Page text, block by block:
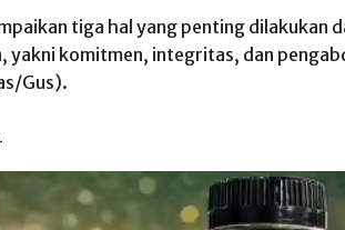
tiga hal yang penting dilakukan
yakni komitmen, integritas, dan
Gus).